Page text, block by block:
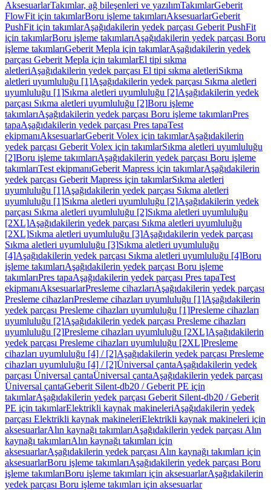
AksesuarlarTakımlar, ağ bileşenleri ve yazılımTakımlarGeberit
FlowFit için takımlarBoru işleme takımlarıAksesuarlarGeberit
PushFit için takımlarAşağıdakilerin yedek parçası Geberit PushFit
için takımlarBoru işleme takımlarıAşağıdakilerin yedek parçası Boru
işleme takımlarıGeberit Mepla için takımlarAşağıdakilerin yedek
parçası Geberit Mepla için takımlarEl tipi sıkma
aletleriAşağıdakilerin yedek parçası El tipi sıkma aletleriSıkma
aletleri uyumluluğu [1]Aşağıdakilerin yedek parçası Sıkma aletleri
uyumluluğu [1]Sıkma aletleri uyumluluğu [2]Aşağıdakilerin yedek
parçası Sıkma aletleri uyumluluğu [2]Boru işleme
takımlarıAşağıdakilerin yedek parçası Boru işleme takımlarıPres
tapaAşağıdakilerin yedek parçası Pres tapaTest
ekipmanıAksesuarlarGeberit Volex için takımlarAşağıdakilerin
yedek parçası Geberit Volex için takımlarSıkma aletleri uyumluluğu
[2]Boru işleme takımlarıAşağıdakilerin yedek parçası Boru işleme
takımlarıTest ekipmanıGeberit Mapress için takımlarAşağıdakilerin
yedek parçası Geberit Mapress için takımlarSıkma aletleri
uyumluluğu [1]Aşağıdakilerin yedek parçası Sıkma aletleri
uyumluluğu [1]Sıkma aletleri uyumluluğu [2]Aşağıdakilerin yedek
parçası Sıkma aletleri uyumluluğu [2]Sıkma aletleri uyumluluğu
[2XL]Aşağıdakilerin yedek parçası Sıkma aletleri uyumluluğu
[2XL]Sıkma aletleri uyumluluğu [3]Aşağıdakilerin yedek parçası
Sıkma aletleri uyumluluğu [3]Sıkma aletleri uyumluluğu
[4]Aşağıdakilerin yedek parçası Sıkma aletleri uyumluluğu [4]Boru
işleme takımlarıAşağıdakilerin yedek parçası Boru işleme
takımlarıPres tapaAşağıdakilerin yedek parçası Pres tapaTest
ekipmanıAksesuarlarPresleme cihazlarıAşağıdakilerin yedek parçası
Presleme cihazlarıPresleme cihazları uyumluluğu [1]Aşağıdakilerin
yedek parçası Presleme cihazları uyumluluğu [1]Presleme cihazları
uyumluluğu [2]Aşağıdakilerin yedek parçası Presleme cihazları
uyumluluğu [2]Presleme cihazları uyumluluğu [2XL]Aşağıdakilerin
yedek parçası Presleme cihazları uyumluluğu [2XL]Presleme
cihazları uyumluluğu [4] / [2]Aşağıdakilerin yedek parçası Presleme
cihazları uyumluluğu [4] / [2]Üniversal çantaAşağıdakilerin yedek
parçası Üniversal çantaÜniversal çantaAşağıdakilerin yedek parçası
Üniversal çantaGeberit Silent-db20 / Geberit PE için
takımlarAşağıdakilerin yedek parçası Geberit Silent-db20 / Geberit
PE için takımlarElektrikli kaynak makineleriAşağıdakilerin yedek
parçası Elektrikli kaynak makineleriElektrikli kaynak makineleri için
aksesuarlarAlın kaynağı takımlarıAşağıdakilerin yedek parçası Alın
kaynağı takımlarıAlın kaynağı takımları için
aksesuarlarAşağıdakilerin yedek parçası Alın kaynağı takımları için
aksesuarlarBoru işleme takımlarıAşağıdakilerin yedek parçası Boru
işleme takımlarıBoru işleme takımları için aksesuarlarAşağıdakilerin
yedek parçası Boru işleme takımları için aksesuarlar